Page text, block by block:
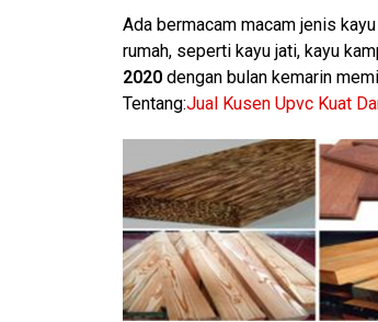
Ada bermacam macam jenis
rumah, seperti kayu jati, kayu
2020 dengan bulan kemarin
Tentang:Jual Kusen Upvc Kuat